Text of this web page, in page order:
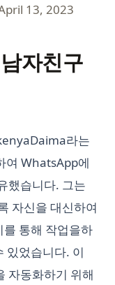
13, 2023
자친구
라는
여 WhatsApp에
했습니다. 그는
자신을 대신하여
통해 작업을하
있었습니다. 이
자동화하기 위해